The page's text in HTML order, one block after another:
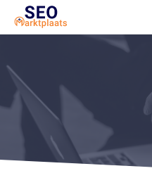
SEO
Marketeer
1. Seo
2.